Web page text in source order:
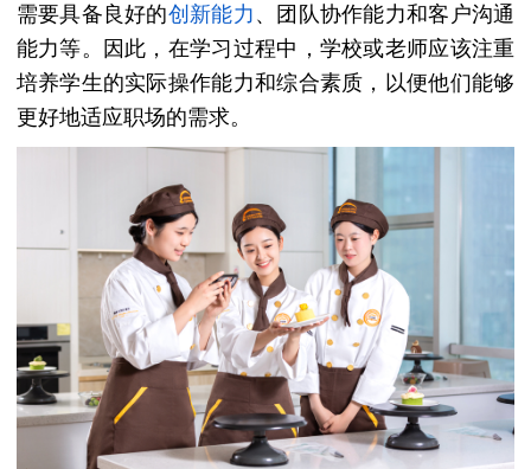
需要具备良好的创新能力、团队协作能力和客户沟通
能力等。因此，在学习过程中，学校或老师应该注重
培养学生的实际操作能力和综合素质，以便他们能够
更好地适应职场的需求。